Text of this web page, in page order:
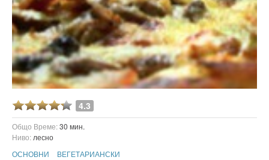
4.3
Общо Време:30 мин.
Ниво: лесно
ОСНОВНИ
ВЕГЕТАРИАНСКИ